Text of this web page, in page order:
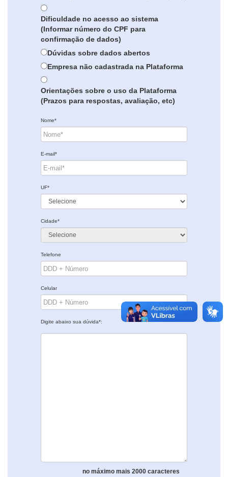
Dificuldade no acesso ao sistema
(Informar número do CPF para
confirmação de dados)
Dúvidas sobre dados abertos
Empresa não cadastrada na Plataforma
Orientações sobre o uso da Plataforma
(Prazos para respostas, avaliação, etc)
Nome*
E-mail*
UF*
Cidade*
Telefone
Celular
Digite abaixo sua dúvida*:
no máximo mais 2000 caracteres